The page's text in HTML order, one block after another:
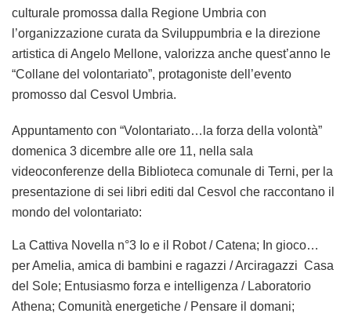
culturale promossa dalla Regione Umbria con
l’organizzazione curata da Sviluppumbria e la direzione
artistica di Angelo Mellone, valorizza anche quest’anno le
“Collane del volontariato”, protagoniste dell’evento
promosso dal Cesvol Umbria.
Appuntamento con “Volontariato…la forza della volontà”
domenica 3 dicembre alle ore 11, nella sala
videoconferenze della Biblioteca comunale di Terni, per la
presentazione di sei libri editi dal Cesvol che raccontano il
mondo del volontariato:
La Cattiva Novella n°3 Io e il Robot / Catena; In gioco…
per Amelia, amica di bambini e ragazzi / Arciragazzi Casa
del Sole; Entusiasmo forza e intelligenza / Laboratorio
Athena; Comunità energetiche / Pensare il domani;